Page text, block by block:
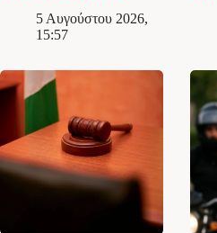
5 Αυγούστου 2026,
15:57